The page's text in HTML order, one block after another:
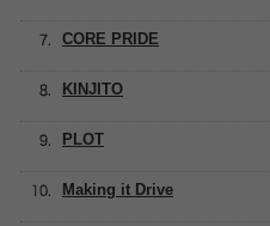
Making it Drive
KINJITO
CORE PRIDE
PLOT